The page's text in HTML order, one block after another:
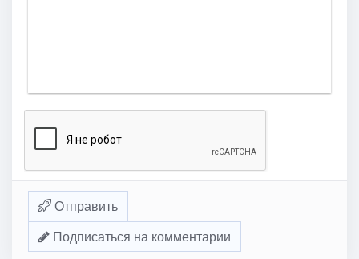
Отправить
Подписаться на комментарии